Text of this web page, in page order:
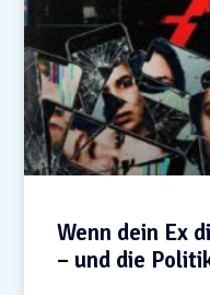
Wenn dein Ex
– und die